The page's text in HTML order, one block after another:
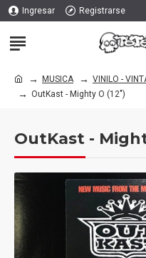
Ingresar Registrarse
MUSICA VINILO -
OutKast - Mighty O (12")
OutKast -